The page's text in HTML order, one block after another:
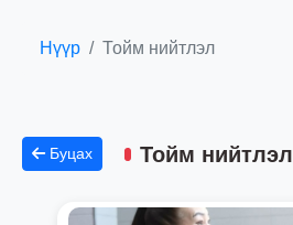
Нүүр Тойм нийтлэл
Буцах Тойм нийтлэл